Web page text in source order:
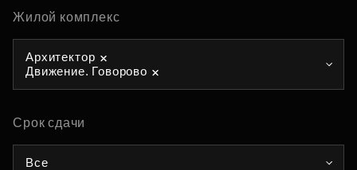
Жилой комплекс
Архитектор
Движение. Говорово
Срок сдачи
Все